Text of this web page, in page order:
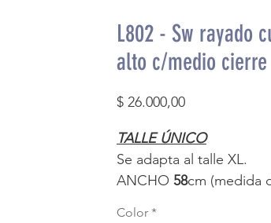
L802 - Sw rayado
alto c/medio cierre
$ 26.000,00Precio
TALLE ÚNICO
Se adapta al talle XL.
ANCHO 58cm (medida
Color *